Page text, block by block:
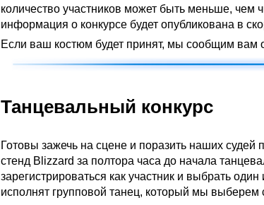
количество участников может быть меньше, чем
информация о конкурсе будет опубликована в
Если ваш костюм будет принят, мы сообщим вам
Танцевальный конкурс
Готовы зажечь на сцене и поразить наших
стенд Blizzard за полтора часа до начала
зарегистрироваться как участник и выбрать
исполнят групповой танец, который мы выберем